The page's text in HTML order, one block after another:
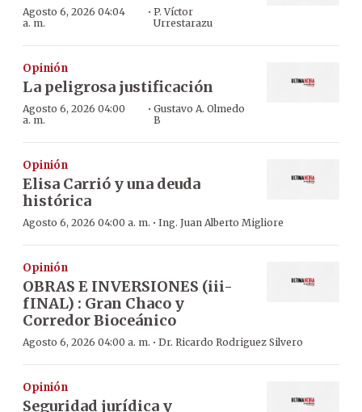
Agosto 6, 2026 04:04
a. m.
· P. Víctor
Urrestarazu
Opinión
La peligrosa justificación
Agosto 6, 2026 04:00
a. m.
· Gustavo A. Olmedo
B
Opinión
Elisa Carrió y una deuda
histórica
Agosto 6, 2026 04:00 a. m. · Ing. Juan Alberto Migliore
Opinión
OBRAS E INVERSIONES (iii-
fINAL) : Gran Chaco y
Corredor Bioceánico
Agosto 6, 2026 04:00 a. m. · Dr. Ricardo Rodriguez Silvero
Opinión
Seguridad jurídica y